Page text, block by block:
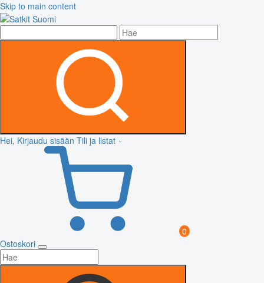
Skip to main content
Hei, Kirjaudu sisään Tili ja listat
0
Ostoskori